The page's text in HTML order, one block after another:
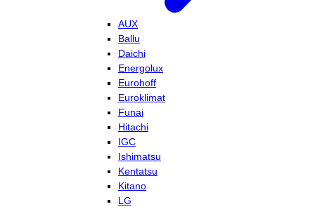
AUX
Ballu
Daichi
Energolux
Eurohoff
Euroklimat
Funai
Hitachi
IGC
Ishimatsu
Kentatsu
Kitano
LG